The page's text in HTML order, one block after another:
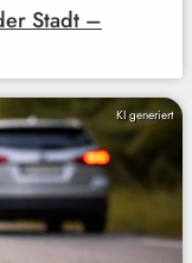
Stadt –
KI generiert